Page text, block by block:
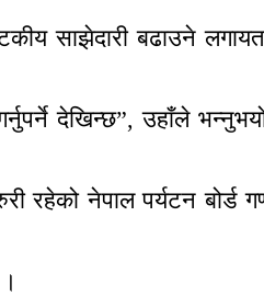
साझेदारी बढाउने
देखिन्छ”, उहाँले
रहेको नेपाल पर्यटन